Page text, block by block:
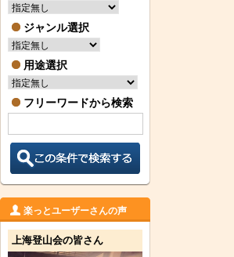
ジャンル選択
用途選択
フリーワードから検索
楽っとユーザーさんの声
上海登山会の皆さん